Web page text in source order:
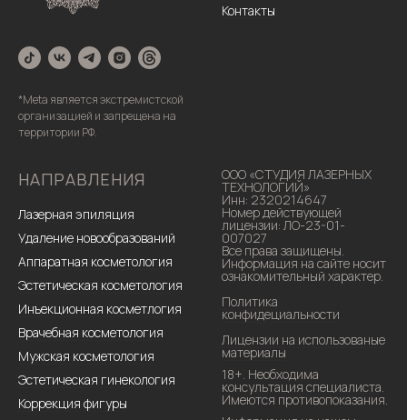
*Meta является экстремистской
организацией и запрещена на
территории РФ.
Контакты
НАПРАВЛЕНИЯ
Лазерная эпиляция
Удаление новообразований
Аппаратная косметология
Эстетическая косметология
Инъекционная косметлогия
Врачебная косметология
Мужская косметология
Эстетическая гинекология
Коррекция фигуры
ООО «СТУДИЯ ЛАЗЕРНЫХ
ТЕХНОЛОГИЙ»
Инн: 2320214647
Номер действующей
лицензии: ЛО-23-01-
007027
Все права защищены.
Информация на сайте носит
ознакомительный характер.
Политика
конфидециальности
Лицензии на использованые
материалы
18+. Необходима
консультация специалиста.
Имеются противопоказания.